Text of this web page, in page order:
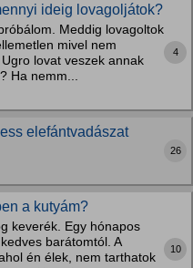
ideig lovagoljátok?
Meddig lovagoltok
mivel nem
lovat veszek annak
Ha nemm...
4
elefántvadászat
26
a kutyám?
keverék. Egy hónapos
barátomtól. A
én élek, nem tarthatok
10